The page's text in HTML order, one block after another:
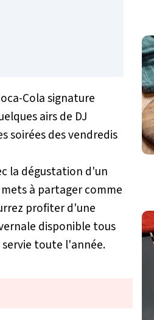
Cola signature
airs de DJ
soirées des vendredis
la dégustation d'un
à partager comme
profiter d'une
disponible tous
toute l'année.